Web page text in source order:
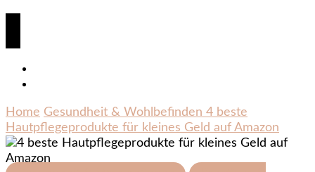
Home Gesundheit & Wohlbefinden 4 beste
Hautpflegeprodukte für kleines Geld auf Amazon